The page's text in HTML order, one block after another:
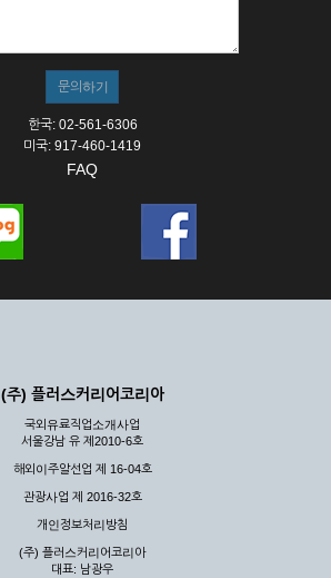
한국: 02-561-6306
미국: 917-460-1419
FAQ
(주) 플러스커리어코리아
국외유료직업소개사업
서울강남 유 제2010-6호
해외이주알선업 제 16-04호
관광사업 제 2016-32호
개인정보처리방침
(주) 플러스커리어코리아
대표: 남광우